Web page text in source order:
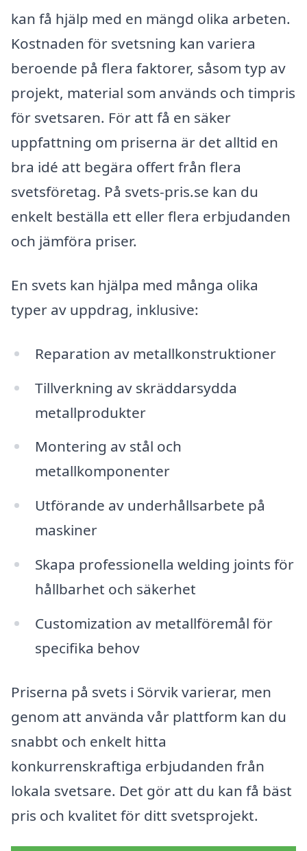
kan få hjälp med en mängd olika arbeten.
Kostnaden för svetsning kan variera
beroende på flera faktorer, såsom typ av
projekt, material som används och timpris
för svetsaren. För att få en säker
uppfattning om priserna är det alltid en
bra idé att begära offert från flera
svetsföretag. På svets-pris.se kan du
enkelt beställa ett eller flera erbjudanden
och jämföra priser.
En svets kan hjälpa med många olika
typer av uppdrag, inklusive:
Reparation av metallkonstruktioner
Tillverkning av skräddarsydda
metallprodukter
Montering av stål och
metallkomponenter
Utförande av underhållsarbete på
maskiner
Skapa professionella welding joints för
hållbarhet och säkerhet
Customization av metallföremål för
specifika behov
Priserna på svets i Sörvik varierar, men
genom att använda vår plattform kan du
snabbt och enkelt hitta
konkurrenskraftiga erbjudanden från
lokala svetsare. Det gör att du kan få bäst
pris och kvalitet för ditt svetsprojekt.